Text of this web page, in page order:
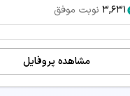
3,631 نوبت موفق
مشاهده پروفایل